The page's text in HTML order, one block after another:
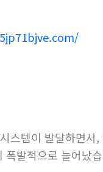
스템이 발달하면
폭발적으로 늘어났